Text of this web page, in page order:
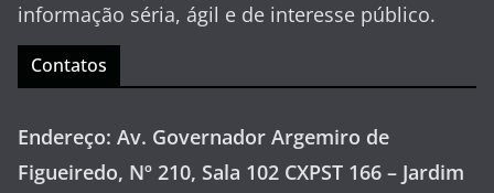
informação séria, ágil e de interesse público.
Contatos
Endereço: Av. Governador Argemiro de
Figueiredo, Nº 210, Sala 102 CXPST 166 – Jardim